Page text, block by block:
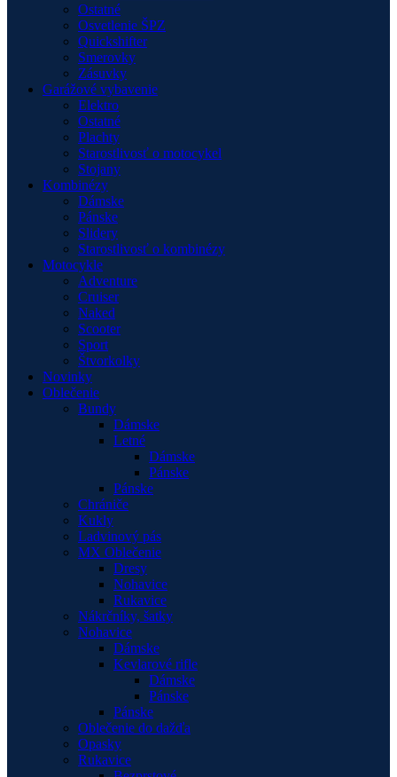
Ostatné
Osvetlenie ŠPZ
Quickshifter
Smerovky
Zásuvky
Garážové vybavenie
Elektro
Ostatné
Plachty
Starostlivosť o motocykel
Stojany
Kombinézy
Dámske
Pánske
Slidery
Starostlivosť o kombinézy
Motocykle
Adventure
Cruiser
Naked
Scooter
Sport
Štvorkolky
Novinky
Oblečenie
Bundy
Dámske
Letné
Dámske
Pánske
Pánske
Chrániče
Kukly
Ladvinový pás
MX Oblečenie
Dresy
Nohavice
Rukavice
Nákrčníky, šatky
Nohavice
Dámske
Kevlarové rifle
Dámske
Pánske
Pánske
Oblečenie do dažďa
Opasky
Rukavice